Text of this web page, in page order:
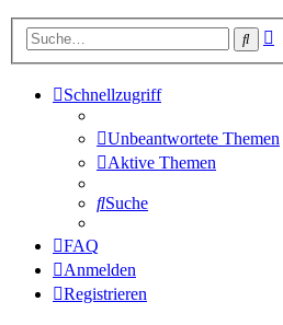
Suche
Schnellzugriff
Unbeantwortete Themen
Aktive Themen
Suche
FAQ
Anmelden
Registrieren